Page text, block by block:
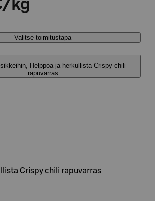
kg
Valitse toimitustapa
Helppoa ja herkullista Crispy chili
rapuvarras
Crispy chili rapuvarras